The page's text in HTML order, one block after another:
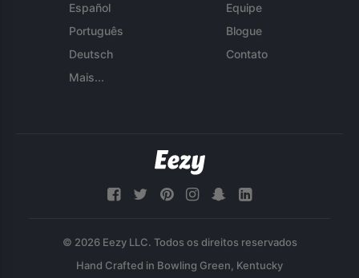
Español
Português
Deutsch
Mais...
Equipe
Blogue
Contato
© 2026 Eezy LLC. Todos os direitos reservados